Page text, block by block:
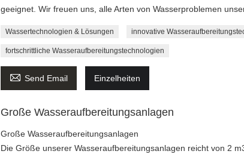
geeignet. Wir freuen uns, alle Arten von Wasserproblemen
Wassertechnologien & Lösungen innovative
fortschrittliche Wasseraufbereitungstechnologien
 Send Email Einzelheiten
Große Wasseraufbereitungsanlagen
Große Wasseraufbereitungsanlagen
Die Größe unserer Wasseraufbereitungsanlagen reicht von 2